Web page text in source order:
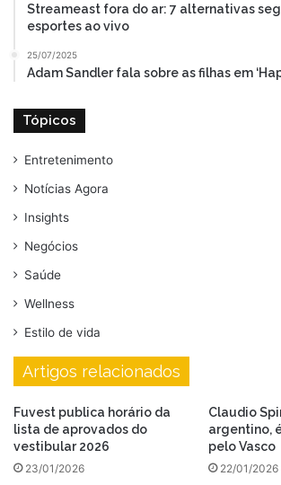
Streameast fora do ar: 7 alternativas
esportes ao vivo
25/07/2025
Adam Sandler fala sobre as filhas em
Tópicos
Entretenimento
Notícias Agora
Insights
Negócios
Saúde
Wellness
Estilo de vida
Artigos relacionados
Fuvest publica horário da
lista de aprovados do
vestibular 2026
23/01/2026
Claudio
argentino,
pelo Vasco
22/01/2026